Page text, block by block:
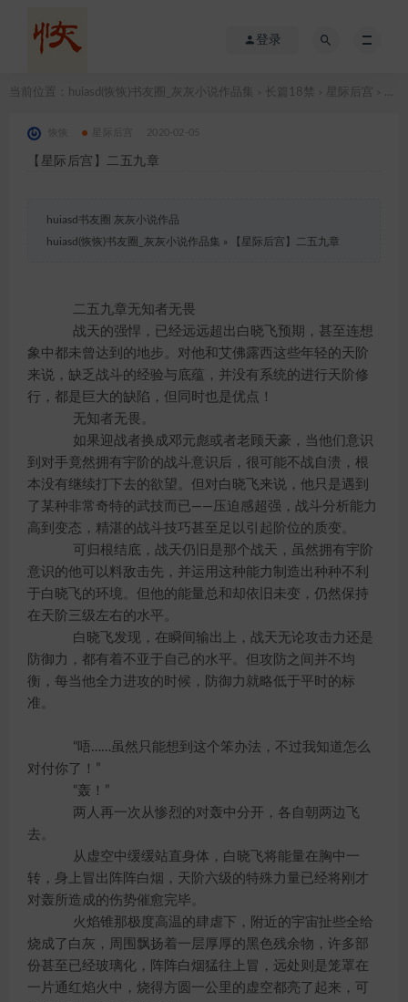
登录
当前位置： huiasd(恢恢)书友圈_灰灰小说作品集 长篇18禁 星际后宫
2020-02-05
【星际后宫】二五九章
huiasd书友圈 灰灰小说作品
huiasd(恢恢)书友圈_灰灰小说作品集 » 【星际后宫】二五九章
二五九章无知者无畏
战天的强悍，已经远远超出白晓飞预期，甚至连想
象中都未曾达到的地步。对他和艾佛露西这些年轻的天阶
来说，缺乏战斗的经验与底蕴，并没有系统的进行天阶修
行，都是巨大的缺陷，但同时也是优点！
无知者无畏。
如果迎战者换成邓元彪或者老顾天豪，当他们意识
到对手竟然拥有宇阶的战斗意识后，很可能不战自溃，根
本没有继续打下去的欲望。但对白晓飞来说，他只是遇到
了某种非常奇特的武技而已——压迫感超强，战斗分析能力
高到变态，精湛的战斗技巧甚至足以引起阶位的质变。
可归根结底，战天仍旧是那个战天，虽然拥有宇阶
意识的他可以料敌击先，并运用这种能力制造出种种不利
于白晓飞的环境。但他的能量总和却依旧未变，仍然保持
在天阶三级左右的水平。
白晓飞发现，在瞬间输出上，战天无论攻击力还是
防御力，都有着不亚于自己的水平。但攻防之间并不均
衡，每当他全力进攻的时候，防御力就略低于平时的标
准。
“唔……虽然只能想到这个笨办法，不过我知道怎么
对付你了！”
“轰！”
两人再一次从惨烈的对轰中分开，各自朝两边飞
去。
从虚空中缓缓站直身体，白晓飞将能量在胸中一
转，身上冒出阵阵白烟，天阶六级的特殊力量已经将刚才
对轰所造成的伤势催愈完毕。
火焰锥那极度高温的肆虐下，附近的宇宙扯些全给
烧成了白灰，周围飘扬着一层厚厚的黑色残余物，许多部
份甚至已经玻璃化，阵阵白烟猛往上冒，远处则是笼罩在
一片通红焰火中，烧得方圆一公里的虚空都亮了起来，可